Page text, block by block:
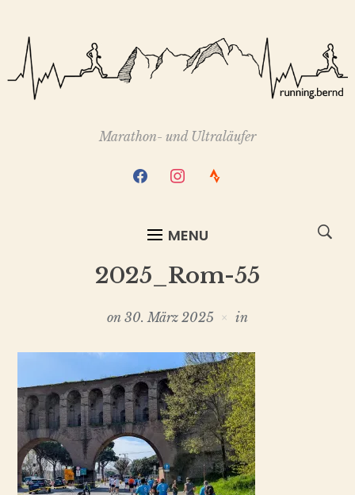
Marathon- und Ultraläufer
facebookinstagram
strava
MENU
2025_Rom-55
on 30. März 2025 in